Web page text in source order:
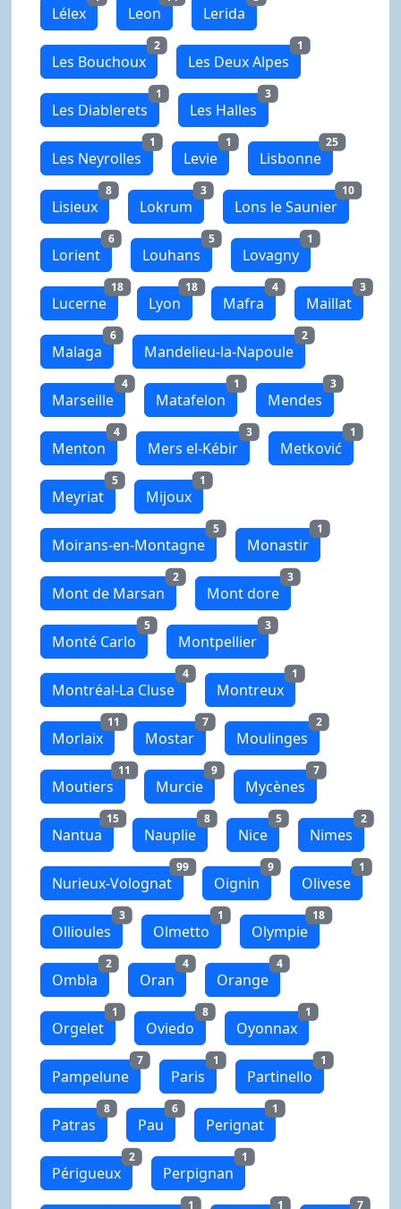
Lélex Leon Lerida
Les Bouchoux
2
Les Deux Alpes
1
Les Diablerets
1
Les Halles
3
Les Neyrolles
1
Levie
1
Lisbonne
25
Lisieux
8
Lokrum
3
Lons le Saunier
10
Lorient
6
Louhans
5
Lovagny
1
Lucerne
18
Lyon
18
Mafra
4
Maillat
3
Malaga
6
Mandelieu-la-Napoule
2
Marseille
4
Matafelon
1
Mendes
3
Menton
4
Mers el-Kébir
3
Metković
1
Meyriat
5
Mijoux
1
Moirans-en-Montagne
5
Monastir
1
Mont de Marsan
2
Mont dore
3
Monté Carlo
5
Montpellier
3
Montréal-La Cluse
4
Montreux
1
Morlaix
11
Mostar
7
Moulinges
2
Moutiers
11
Murcie
9
Mycènes
7
Nantua
15
Nauplie
8
Nice
5
Nimes
2
Nurieux-Volognat
99
Oignin
9
Olivese
1
Ollioules
3
Olmetto
1
Olympie
18
Ombla
2
Oran
4
Orange
4
Orgelet
1
Oviedo
8
Oyonnax
1
Pampelune
7
Paris
1
Partinello
1
Patras
8
Pau
6
Perignat
1
Périgueux
2
Perpignan
1
1 1 7